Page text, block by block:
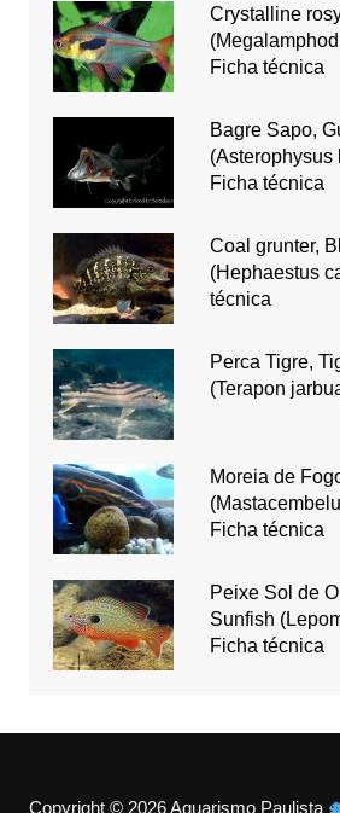
Crystalline
Ficha técnica
Bagre Sapo,
(Asterophysus
Ficha técnica
Coal grunter,
(Hephaestus
técnica
Perca Tigre,
(Terapon
Moreia de
Ficha técnica
Peixe Sol de
Sunfish
Ficha técnica
Copyright © 2026 Aquarismo Paulista